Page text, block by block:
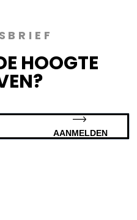
HOOGTE
AANMELDEN